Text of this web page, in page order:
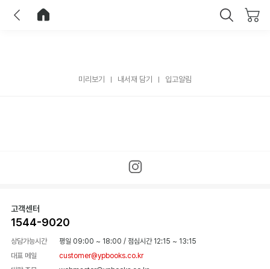
미리보기 내서재 담기 입고알림
고객센터
1544-9020
상담가능시간 평일 09:00 ~ 18:00 / 점심시간 12:15 ~ 13:15
대표 메일
customer@ypbooks.co.kr